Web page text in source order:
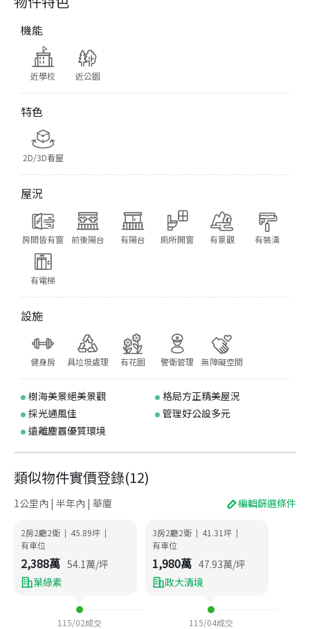
機能
近學校 近公園
特色
2D/3D看屋
屋況
房間皆有窗 前後陽台 有陽台 廁所開窗 有景觀 有裝潢
有電梯
設施
健身房 具垃圾處理 有花園 警衛管理 無障礙空間
樹海美景絕美景觀
格局方正精美屋況
採光通風佳
管理好公設多元
遠離塵囂優質環境
類似物件實價登錄(12)
1公里內 | 半年內 | 華廈 編輯篩選條件
2房2廳2衛 | 45.89坪 |
有車位
2,388萬 54.1 萬/坪
葉綠素
115/02成交
3房2廳2衛 | 41.31坪 |
有車位
1,980萬 47.93萬/坪
政大清境
115/04成交